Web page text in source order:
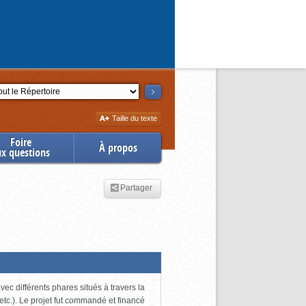
Augmenter
la
Taille du texte
Foire
questions À propos
Partager
différents phares situés à travers la
Le projet fut commandé et financé